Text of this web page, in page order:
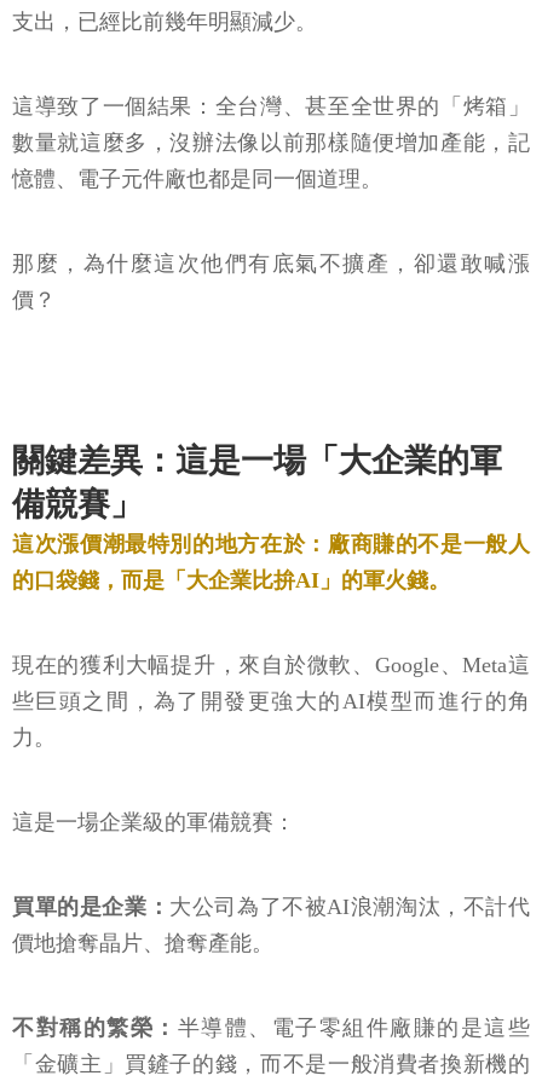
支出，已經比前幾年明顯減少。
這導致了一個結果：全台灣、甚至全世界的「烤箱」
數量就這麼多，沒辦法像以前那樣隨便增加產能，記
憶體、電子元件廠也都是同一個道理。
那麼，為什麼這次他們有底氣不擴產，卻還敢喊漲
價？
關鍵差異：這是一場「大企業的軍
備競賽」
這次漲價潮最特別的地方在於：廠商賺的不是一般人
的口袋錢，而是「大企業比拚AI」的軍火錢。
現在的獲利大幅提升，來自於微軟、Google、Meta這
些巨頭之間，為了開發更強大的AI模型而進行的角
力。
這是一場企業級的軍備競賽：
買單的是企業： 大公司為了不被AI浪潮淘汰，不計代
價地搶奪晶片、搶奪產能。
不對稱的繁榮： 半導體、電子零組件廠賺的是這些
「金礦主」買鏟子的錢，而不是一般消費者換新機的